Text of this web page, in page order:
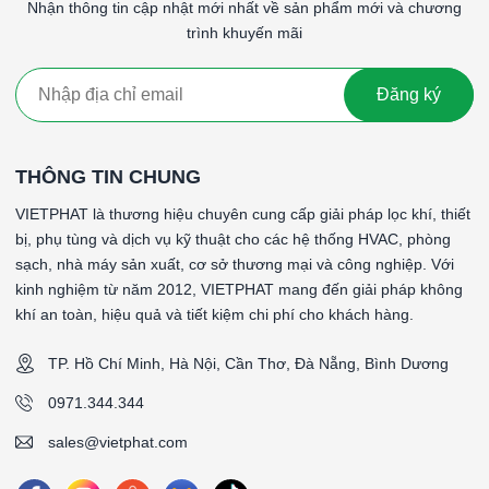
Nhà máy sơn, mạ, chế biến gỗ – nơi có lượng bụi thô
Nhà xưởng sản xuất, khu công nghiệp , trạm xử lý
🧰Hướng dẫn sử dụng & bảo trì
ưu, Việt Phát khuyến nghị:
Lắp đúng chiều dòng khí, dựa theo mũi tên trên
khung lọc.
Đảm bảo khung lắp kín trong giá đỡ để tránh rò khí.
Vệ sinh định kỳ 1–2 tháng/lần bằng máy hút bụi hoặc
khí nén nhẹ (nếu là loại tái sử dụng).
Thay mới khi chênh áp vượt 200–250 Pa
Nhận thông tin cập nhật mới nhất về sản phẩm mới và chương
trình khuyến mãi
Đăng ký
THÔNG TIN CHUNG
VIETPHAT là thương hiệu chuyên cung cấp giải pháp lọc khí, thiết
bị, phụ tùng và dịch vụ kỹ thuật cho các hệ thống HVAC, phòng
sạch, nhà máy sản xuất, cơ sở thương mại và công nghiệp. Với
kinh nghiệm từ năm 2012, VIETPHAT mang đến giải pháp không
khí an toàn, hiệu quả và tiết kiệm chi phí cho khách hàng.
TP. Hồ Chí Minh, Hà Nội, Cần Thơ, Đà Nẵng, Bình Dương
0971.344.344
sales@vietphat.com